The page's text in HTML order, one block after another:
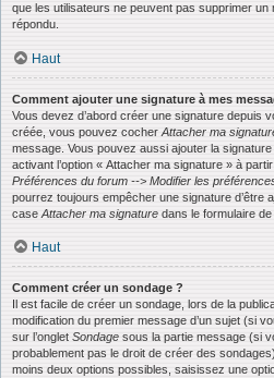
que les utilisateurs ne peuvent pas supprimer un
répondu.
Haut
Comment ajouter une signature à mes
Vous devez d’abord créer une signature depuis
créée, vous pouvez cocher Attacher ma
message. Vous pouvez aussi ajouter la
activant l’option « Attacher ma signature » à
Préférences du forum --> Modifier les
pourrez toujours empêcher une signature d’être
case Attacher ma signature dans le formulaire
Haut
Comment créer un sondage ?
Il est facile de créer un sondage, lors de la
modification du premier message d’un sujet (si
sur l’onglet Sondage sous la partie message (si
probablement pas le droit de créer des
moins deux options possibles, saisissez une